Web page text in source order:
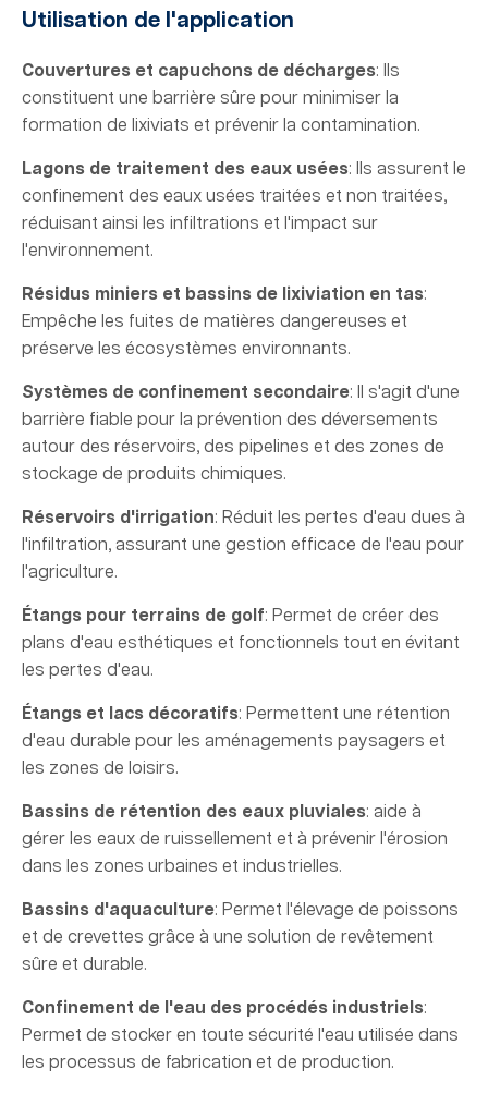
Utilisation de l'application
Couvertures et capuchons de décharges: Ils
constituent une barrière sûre pour minimiser la
formation de lixiviats et prévenir la contamination.
Lagons de traitement des eaux usées: Ils assurent le
confinement des eaux usées traitées et non traitées,
réduisant ainsi les infiltrations et l'impact sur
l'environnement.
Résidus miniers et bassins de lixiviation en tas:
Empêche les fuites de matières dangereuses et
préserve les écosystèmes environnants.
Systèmes de confinement secondaire: Il s'agit d'une
barrière fiable pour la prévention des déversements
autour des réservoirs, des pipelines et des zones de
stockage de produits chimiques.
Réservoirs d'irrigation: Réduit les pertes d'eau dues à
l'infiltration, assurant une gestion efficace de l'eau pour
l'agriculture.
Étangs pour terrains de golf: Permet de créer des
plans d'eau esthétiques et fonctionnels tout en évitant
les pertes d'eau.
Étangs et lacs décoratifs: Permettent une rétention
d'eau durable pour les aménagements paysagers et
les zones de loisirs.
Bassins de rétention des eaux pluviales: aide à
gérer les eaux de ruissellement et à prévenir l'érosion
dans les zones urbaines et industrielles.
Bassins d'aquaculture: Permet l'élevage de poissons
et de crevettes grâce à une solution de revêtement
sûre et durable.
Confinement de l'eau des procédés industriels:
Permet de stocker en toute sécurité l'eau utilisée dans
les processus de fabrication et de production.